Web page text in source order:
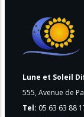
Lune et Soleil
555, Avenue de
Tel: 05 63 63 88